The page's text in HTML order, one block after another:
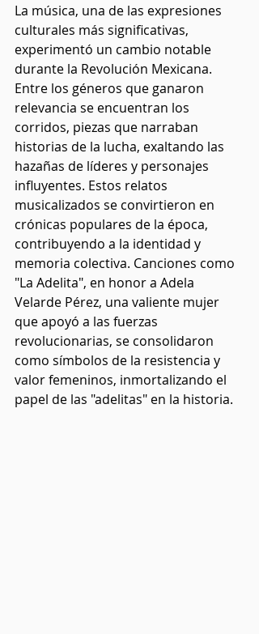
La música, una de las expresiones
culturales más significativas,
experimentó un cambio notable
durante la Revolución Mexicana.
Entre los géneros que ganaron
relevancia se encuentran los
corridos, piezas que narraban
historias de la lucha, exaltando las
hazañas de líderes y personajes
influyentes. Estos relatos
musicalizados se convirtieron en
crónicas populares de la época,
contribuyendo a la identidad y
memoria colectiva. Canciones como
"La Adelita", en honor a Adela
Velarde Pérez, una valiente mujer
que apoyó a las fuerzas
revolucionarias, se consolidaron
como símbolos de la resistencia y
valor femeninos, inmortalizando el
papel de las "adelitas" en la historia.